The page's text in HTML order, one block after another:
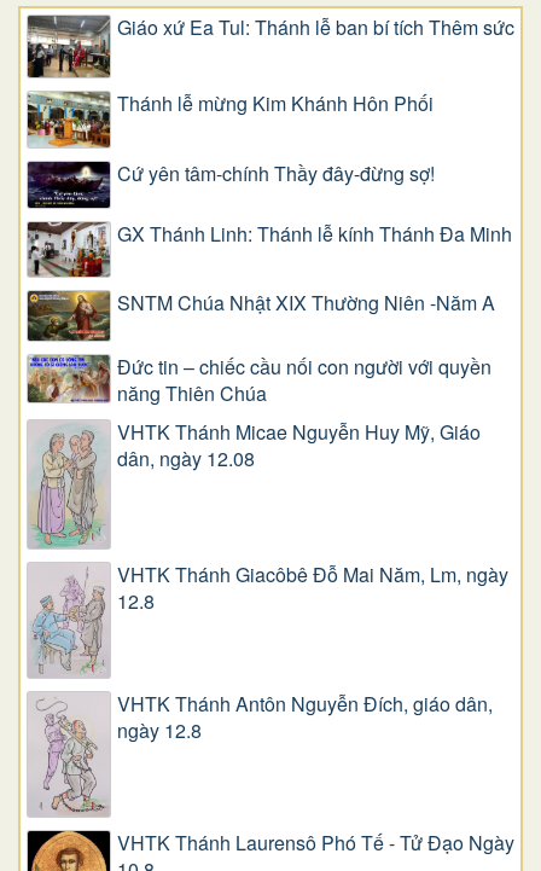
Giáo xứ Ea Tul: Thánh lễ ban bí tích Thêm sức
Thánh lễ mừng Kim Khánh Hôn Phối
Cứ yên tâm-chính Thầy đây-đừng sợ!
GX Thánh Linh: Thánh lễ kính Thánh Đa Minh
SNTM Chúa Nhật XIX Thường Niên -Năm A
Đức tin – chiếc cầu nối con người với quyền
năng Thiên Chúa
VHTK Thánh Micae Nguyễn Huy Mỹ, Giáo
dân, ngày 12.08
VHTK Thánh Giacôbê Ðỗ Mai Năm, Lm, ngày
12.8
VHTK Thánh Antôn Nguyễn Ðích, giáo dân,
ngày 12.8
VHTK Thánh Laurensô Phó Tế - Tử Đạo Ngày